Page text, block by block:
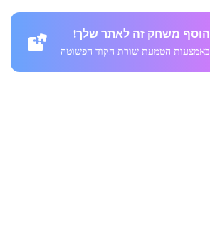
הוסף משחק זה לאתר שלך!
באמצעות הטמעת שורת הקוד הפשוטה